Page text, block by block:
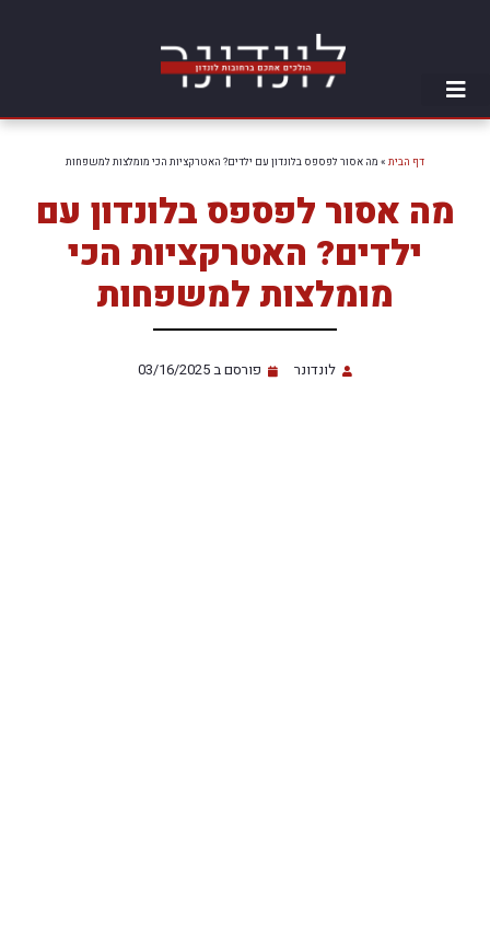
דף הבית » מה אסור לפספס בלונדון עם ילדים? האטרקציות הכי מומלצות למשפחות
מה אסור לפספס בלונדון עם
ילדים? האטרקציות הכי
מומלצות למשפחות
לונדונר פורסם ב03/16/2025